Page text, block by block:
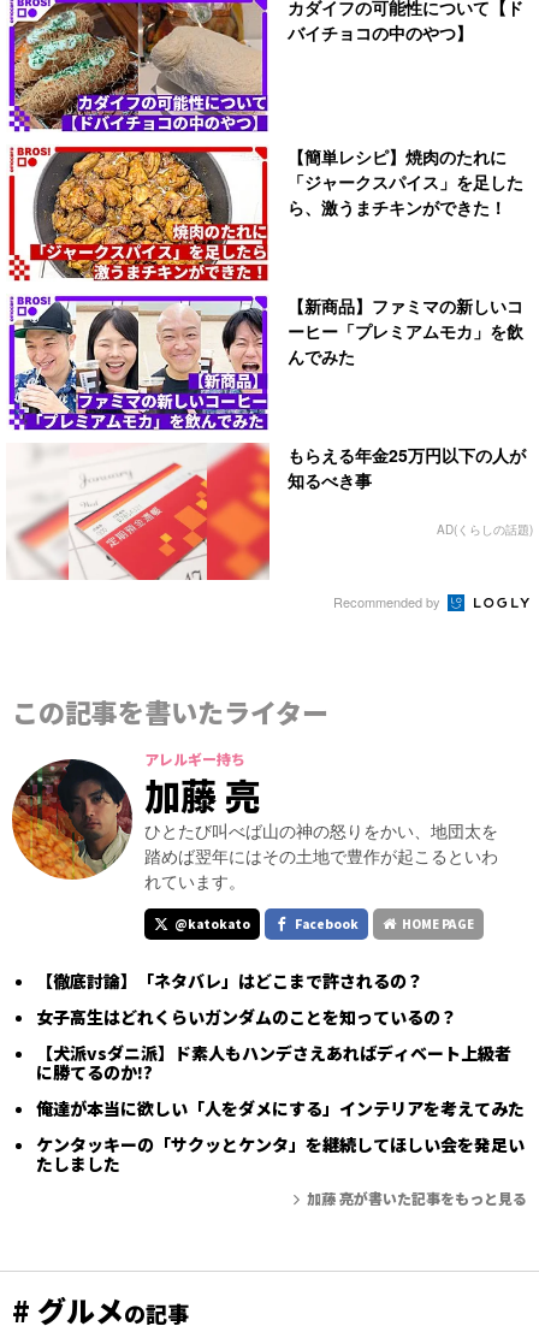
カダイフの可能性について【ド
バイチョコの中のやつ】
【簡単レシピ】焼肉のたれに
「ジャークスパイス」を足した
ら、激うまチキンができた！
【新商品】ファミマの新しいコ
ーヒー「プレミアムモカ」を飲
んでみた
もらえる年金25万円以下の人が
知るべき事
AD(くらしの話題)
Recommended by
この記事を書いたライター
アレルギー持ち
加藤 亮
ひとたび叫べば山の神の怒りをかい、地団太を
踏めば翌年にはその土地で豊作が起こるといわ
れています。
@katokato Facebook HOME PAGE
【徹底討論】「ネタバレ」はどこまで許されるの？
女子高生はどれくらいガンダムのことを知っているの？
【犬派vsダニ派】ド素人もハンデさえあればディベート上級者
に勝てるのか!?
俺達が本当に欲しい「人をダメにする」インテリアを考えてみた
ケンタッキーの「サクッとケンタ」を継続してほしい会を発足い
たしました
加藤 亮が書いた記事をもっと見る
# グルメの記事